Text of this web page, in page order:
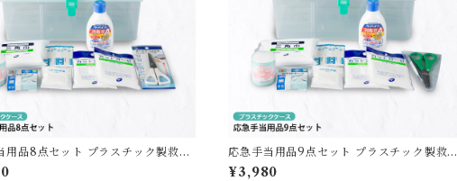
用品8点セット プラスチック製救急
無料】
応急手当用品9点セット プラスチック製救急
箱 【送料無料】
¥3,980